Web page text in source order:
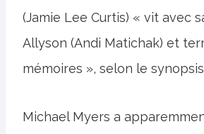
(Jamie Lee Curtis) « vit avec
Allyson (Andi Matichak) et
mémoires », selon le
Michael Myers a